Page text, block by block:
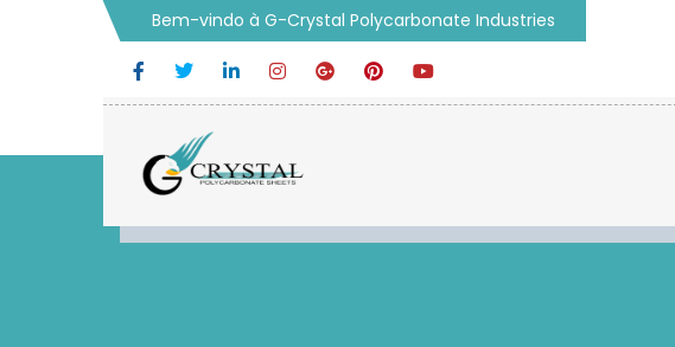
Bem-vindo à G-Crystal Polycarbonate Industries